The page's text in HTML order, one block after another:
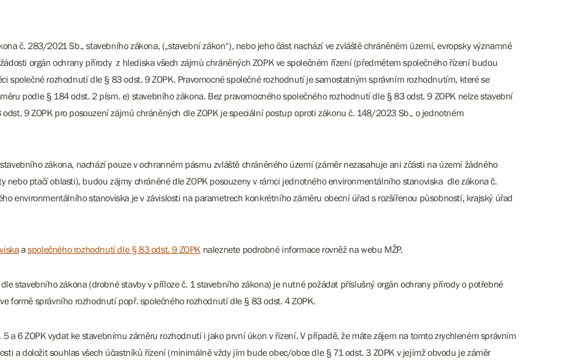
č. 283/2021 Sb., stavebního zákona, („stavební zákon“), nebo jeho část nachází ve zvláště chráněném území, evropsky významné
orgán ochrany přírody z hlediska všech zájmů chráněných ZOPK ve společném řízení (předmětem společného řízení budou
společné rozhodnutí dle § 83 odst. 9 ZOPK. Pravomocné společné rozhodnutí je samostatným správním rozhodnutím, které se
podle § 184 odst. 2 písm. e) stavebního zákona. Bez pravomocného společného rozhodnutí dle § 83 odst. 9 ZOPK nelze stavební
9 ZOPK pro posouzení zájmů chráněných dle ZOPK je speciální postup oproti zákonu č. 148/2023 Sb., o jednotném
zákona, nachází pouze v ochranném pásmu zvláště chráněného území (záměr nezasahuje ani zčásti na území žádného
nebo ptačí oblasti), budou zájmy chráněné dle ZOPK posouzeny v rámci jednotného environmentálního stanoviska dle zákona č.
environmentálního stanoviska je v závislosti na parametrech konkrétního záměru obecní úřad s rozšířenou působností, krajský úřad
aspolečného rozhodnutí dle § 83 odst. 9 ZOPK naleznete podrobné informace rovněž na webu MŽP.
stavebního zákona (drobné stavby v příloze č. 1 stavebního zákona) je nutné požádat příslušný orgán ochrany přírody o potřebné
formě správního rozhodnutí popř. společného rozhodnutí dle § 83 odst. 4 ZOPK.
a 6 ZOPK vydat ke stavebnímu záměru rozhodnutí i jako první úkon v řízení. V případě, že máte zájem na tomto zrychleném správním
a doložit souhlas všech účastníků řízení (minimálně vždy jím bude obec/obce dle § 71 odst. 3 ZOPK v jejímž obvodu je záměr